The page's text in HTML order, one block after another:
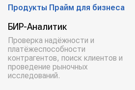
Продукты Прайм для бизнеса
БИР-Аналитик
Проверка надёжности и
платёжеспособности
контрагентов, поиск клиентов и
проведение рыночных
исследований.